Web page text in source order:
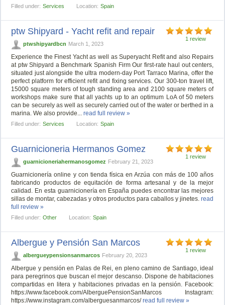
Filled under: Services Location: Spain
1 review
ptw Shipyard - Yacht refit and repair
ptwshipyardbcn March 1, 2023
Experience the Finest Yacht as well as Superyacht Refit and also Repairs
at ptw Shipyard a Benchmark Spanish Firm Our first-rate haul out centers,
situated just alongside the ultra modern-day Port Tarraco Marina, offer the
perfect platform for efficient refit and fixing services. Our 300-ton travel lift,
15000 square meters of tough standing area and 2100 square meters of
workshops make sure that all yachts up to an optimum LoA of 50 meters
can be securely as well as securely carried out of the water or berthed in a
marina. We also provide...read full review »
Filled under: Services Location: Spain
1 review
Guarnicioneria Hermanos Gomez
guarnicioneriahermanosgomez February 21, 2023
Guarnicionería online y con tienda física en Arzúa con más de 100 años
fabricando productos de equitación de forma artesanal y de la mejor
calidad. En esta guarnicionería en España puedes encontrar las mejores
sillas de montar, cabezadas y otros productos para caballos y jinetes.read
full review »
Filled under: Other Location: Spain
1 review
Albergue y Pensión San Marcos
albergueypensionsanmarcos February 20, 2023
Albergue y pensión en Palas de Rei, en pleno camino de Santiago, ideal
para peregrinos que buscan el mejor descanso. Dispone de habitaciones
compartidas en litera y habitaciones privadas en la pensión. Facebook:
https://www.facebook.com/AlberguePensionSanMarcos Instagram:
https://www.instagram.com/alberguesanmarcos/read full review »